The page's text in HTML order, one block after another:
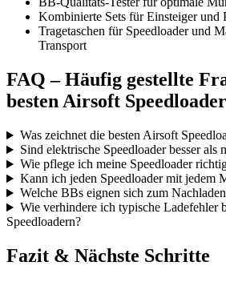
Kombinierte Sets für Einsteiger und
Tragetaschen für Speedloader und
Transport
FAQ – Häufig gestellte
besten Airsoft
Was zeichnet die besten Airsoft
Sind elektrische Speedloader besser als
Wie pflege ich meine Speedloader
Kann ich jeden Speedloader mit jedem
Welche BBs eignen sich zum
Wie verhindere ich typische Ladefehler
Speedloadern?
Fazit & Nächste Schritte